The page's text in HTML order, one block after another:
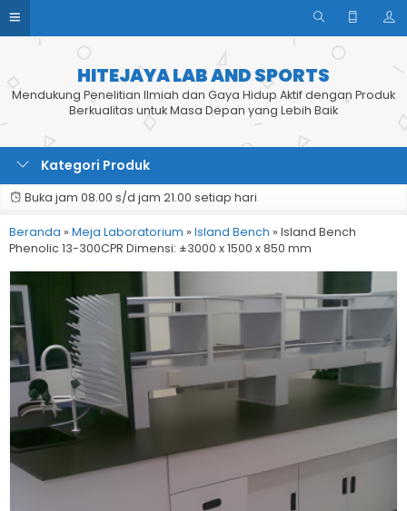
HITEJAYA LAB AND SPORTS
Mendukung Penelitian Ilmiah dan Gaya Hidup Aktif dengan Produk
Berkualitas untuk Masa Depan yang Lebih Baik
Kategori Produk
Buka jam 08.00 s/d jam 21.00 setiap hari
Beranda » Meja Laboratorium » Island Bench » Island Bench
Phenolic 13-300CPR Dimensi: ±3000 x 1500 x 850 mm